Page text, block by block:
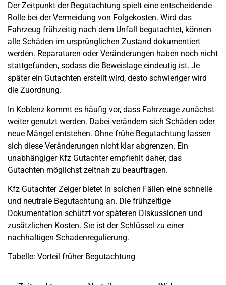
Der Zeitpunkt der Begutachtung spielt eine entscheidende
Rolle bei der Vermeidung von Folgekosten. Wird das
Fahrzeug frühzeitig nach dem Unfall begutachtet, können
alle Schäden im ursprünglichen Zustand dokumentiert
werden. Reparaturen oder Veränderungen haben noch nicht
stattgefunden, sodass die Beweislage eindeutig ist. Je
später ein Gutachten erstellt wird, desto schwieriger wird
die Zuordnung.
In Koblenz kommt es häufig vor, dass Fahrzeuge zunächst
weiter genutzt werden. Dabei verändern sich Schäden oder
neue Mängel entstehen. Ohne frühe Begutachtung lassen
sich diese Veränderungen nicht klar abgrenzen. Ein
unabhängiger Kfz Gutachter empfiehlt daher, das
Gutachten möglichst zeitnah zu beauftragen.
Kfz Gutachter Zeiger bietet in solchen Fällen eine schnelle
und neutrale Begutachtung an. Die frühzeitige
Dokumentation schützt vor späteren Diskussionen und
zusätzlichen Kosten. Sie ist der Schlüssel zu einer
nachhaltigen Schadenregulierung.
Tabelle: Vorteil früher Begutachtung